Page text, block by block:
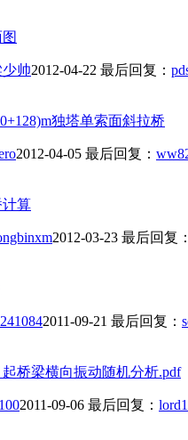
帅2012-04-22 最后回复：
独塔单索面斜拉桥
2012-04-05 最后回复：
算
2012-03-23 最后回复
2011-09-21 最后回复：
桥梁横向振动随机分析.pdf
2011-09-06 最后回复：